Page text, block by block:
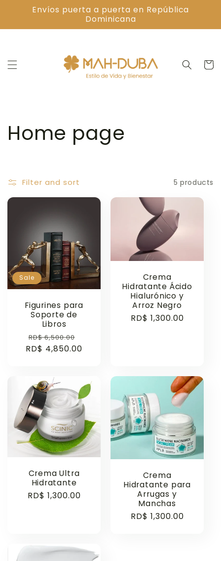
Skip to
content
Envíos puerta a puerta en República
Dominicana
Cart
C
l
l
t
Home page
Filter and sort 5 products
Sale
Figurines para
Soporte de
Libros
Regular
price
RD$ 6,500.00
price
RD$ 4,850.00
Crema
Hidratante Ácido
Hialurónico y
Arroz Negro
Regular
RD$ 1,300.00
Crema Ultra
Hidratante
Regular
RD$ 1,300.00
Crema
Hidratante para
Arrugas y
Manchas
Regular
RD$ 1,300.00